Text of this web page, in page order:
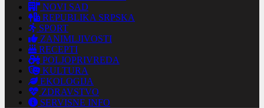
NOVI SAD
REPUBLIKA SRPSKA
SPORT
ZANIMLJIVOSTI
RECEPTI
POLJOPRIVREDA
KULTURA
EKOLOGIJA
ZDRAVSTVO
SERVISNE INFO